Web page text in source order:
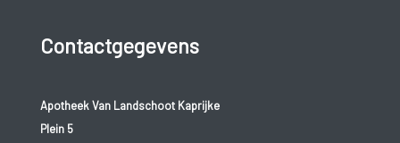
Contactgegevens
Apotheek Van Landschoot Kaprijke
Plein 5